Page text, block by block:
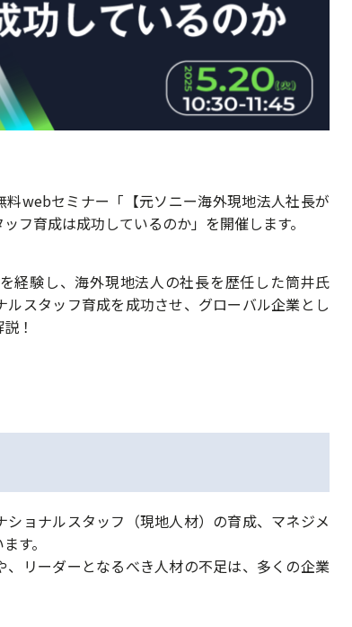
料webセミナー「 【元ソニー海外現地法人社長が
フ育成は成功しているのか」を開催します。
経験し、海外現地法人の社長を歴任した筒井氏
スタッフ育成を成功させ、グローバル企業とし
！
ョナルスタッフ（現地人材）の育成、マネジメ
す。
リーダーとなるべき人材の不足は、多くの企業